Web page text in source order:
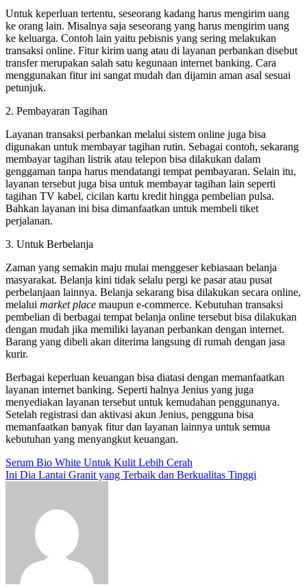
Untuk keperluan tertentu, seseorang kadang harus mengirim uang
ke orang lain. Misalnya saja seseorang yang harus mengirim uang
ke keluarga. Contoh lain yaitu pebisnis yang sering melakukan
transaksi online. Fitur kirim uang atau di layanan perbankan disebut
transfer merupakan salah satu kegunaan internet banking. Cara
menggunakan fitur ini sangat mudah dan dijamin aman asal sesuai
petunjuk.
2. Pembayaran Tagihan
Layanan transaksi perbankan melalui sistem online juga bisa
digunakan untuk membayar tagihan rutin. Sebagai contoh, sekarang
membayar tagihan listrik atau telepon bisa dilakukan dalam
genggaman tanpa harus mendatangi tempat pembayaran. Selain itu,
layanan tersebut juga bisa untuk membayar tagihan lain seperti
tagihan TV kabel, cicilan kartu kredit hingga pembelian pulsa.
Bahkan layanan ini bisa dimanfaatkan untuk membeli tiket
perjalanan.
3. Untuk Berbelanja
Zaman yang semakin maju mulai menggeser kebiasaan belanja
masyarakat. Belanja kini tidak selalu pergi ke pasar atau pusat
perbelanjaan lainnya. Belanja sekarang bisa dilakukan secara online,
melalui market place maupun e-commerce. Kebutuhan transaksi
pembelian di berbagai tempat belanja online tersebut bisa dilakukan
dengan mudah jika memiliki layanan perbankan dengan internet.
Barang yang dibeli akan diterima langsung di rumah dengan jasa
kurir.
Berbagai keperluan keuangan bisa diatasi dengan memanfaatkan
layanan internet banking. Seperti halnya Jenius yang juga
menyediakan layanan tersebut untuk kemudahan penggunanya.
Setelah registrasi dan aktivasi akun Jenius, pengguna bisa
memanfaatkan banyak fitur dan layanan lainnya untuk semua
kebutuhan yang menyangkut keuangan.
Post
navigation
Serum Bio White Untuk Kulit Lebih Cerah
Ini Dia Lantai Granit yang Terbaik dan Berkualitas Tinggi